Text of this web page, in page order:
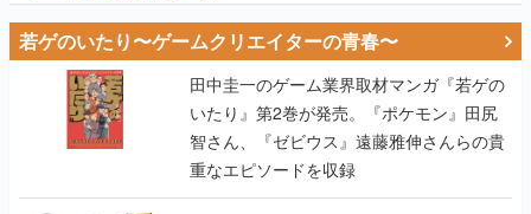
若ゲのいたり〜ゲームクリエイターの青春〜
田中圭一のゲーム業界取材マンガ『若ゲの
いたり』第2巻が発売。『ポケモン』田尻
智さん、『ゼビウス』遠藤雅伸さんらの貴
重なエピソードを収録